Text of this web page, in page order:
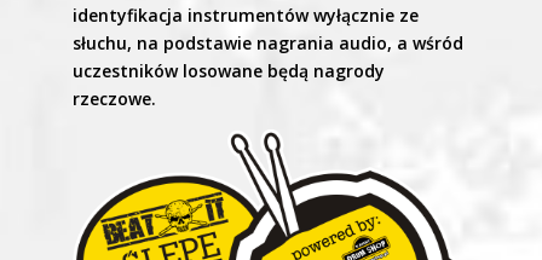
identyfikacja instrumentów wyłącznie ze
słuchu, na podstawie nagrania audio, a wśród
uczestników losowane będą nagrody
rzeczowe.